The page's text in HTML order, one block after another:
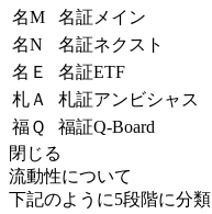
名M
名証メイン
名N
名証ネクスト
名Ｅ
名証ETF
札Ａ
札証アンビシャス
福Ｑ
福証Q-Board
閉じる
流動性について
下記のように5段階に分類